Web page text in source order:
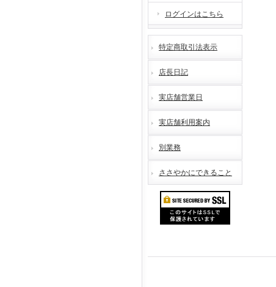
ログインはこちら
特定商取引法表示
店長日記
実店舗営業日
実店舗利用案内
別業務
ささやかにできること